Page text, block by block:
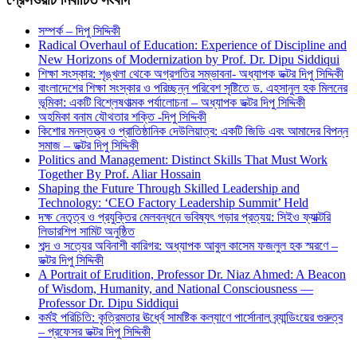
সম্পর্ক – দিপু সিদ্দিকী
Radical Overhaul of Education: Experience of Discipline and
New Horizons of Modernization by Prof. Dr. Dipu Siddiqui
শিক্ষা সংস্কার: শৃঙ্খলা থেকে অগ্রগতির সম্ভাবনা- অধ্যাপক ডক্টর দিপু সিদ্দিকী
বাংলাদেশের শিক্ষা সংস্কার ও পরিচ্ছন্ন পরিবেশ সৃষ্টিতে ড. এহসানুল হক মিলনের
ভূমিকা: একটি বিশ্লেষণাত্মক পর্যালোচনা – অধ্যাপক ডক্টর দিপু সিদ্দিকী
অহমিকা বনাম যৌথতার শক্তি -দিপু সিদ্দিকী
কিশোর মনস্তত্ত্ব ও প্রাতিষ্ঠানিক দেউলিয়াত্ব: একটি জিডি এবং আমাদের বিপন্ন
সমাজ – ডক্টর দিপু সিদ্দিকী
Politics and Management: Distinct Skills That Must Work
Together By Prof. Aliar Hossain
Shaping the Future Through Skilled Leadership and
Technology: ‘CEO Factory Leadership Summit’ Held
দক্ষ নেতৃত্ব ও প্রযুক্তির মেলবন্ধনে ভবিষ্যৎ গড়ার প্রত্যয়: সিইও ফ্যাক্টরি
লিডারশিপ সামিট অনুষ্ঠিত
শব্দ ও সত্যের অবিনাশী কারিগর: অধ্যাপক আবুল কাসেম ফজলুল হক স্মরণে –
ডক্টর দিপু সিদ্দিকী
A Portrait of Erudition, Professor Dr. Niaz Ahmed: A Beacon
of Wisdom, Humanity, and National Consciousness —
Professor Dr. Dipu Siddiqui
কর্মই পরিচিতি: কৃত্রিমতার ঊর্ধ্বে সামষ্টিক কল্যাণে পার্সোনাল ব্র্যান্ডিংয়ের গুরুত্ব
– প্রফেসর ডক্টর দিপু সিদ্দিকী